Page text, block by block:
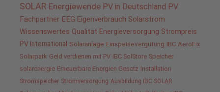
SOLAR Energiewende PV in Deutschland PV
Fachpartner EEG Eigenverbrauch Solarstrom
Wissenswertes Qualität Energieversorgung Strompreis
PV International Solaranlage Einspeisevergütung IBC AeroFix
Solarpark Geld verdienen mit PV IBC SolStore Speicher
solarenergie Erneuerbare Energien Gesetz Installation
Stromspeicher Stromversorgung Ausbildung IBC SOLAR